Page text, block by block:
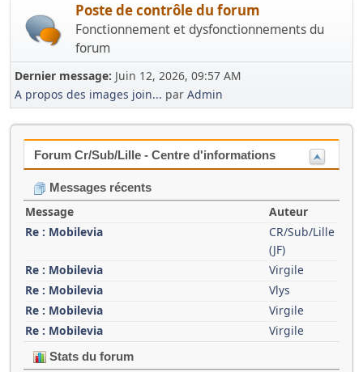
Poste de contrôle du forum
Fonctionnement et dysfonctionnements du
forum
Dernier message: Juin 12, 2026, 09:57 AM
A propos des images join... par Admin
Forum Cr/Sub/Lille - Centre d'informations
Messages récents
Message
Auteur
Re : Mobilevia
CR/Sub/Lille
(JF)
Re : Mobilevia
Virgile
Re : Mobilevia
Vlys
Re : Mobilevia
Virgile
Re : Mobilevia
Virgile
Stats du forum